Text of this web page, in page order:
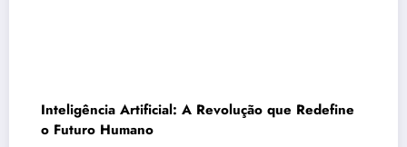
Inteligência Artificial: A Revolução que Redefine
o Futuro Humano